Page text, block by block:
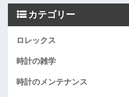
カテゴリー
ロレックス
時計の雑学
時計のメンテナンス